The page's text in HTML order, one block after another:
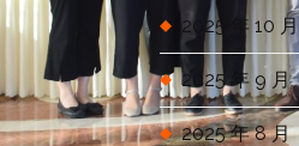
2025 年 10 月
2025 年 9 月
2025 年 8 月